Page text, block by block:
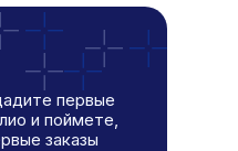
первые
и поймете,
заказы